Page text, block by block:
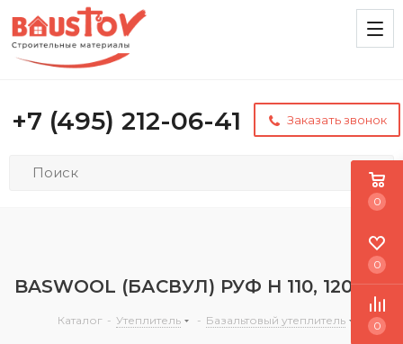
+7 (495) 212-06-41 Заказать звонок
BASWOOL (БАСВУЛ) РУФ Н 110, 120 мм
Каталог - Утеплитель - Базальтовый утеплитель
0
0
0